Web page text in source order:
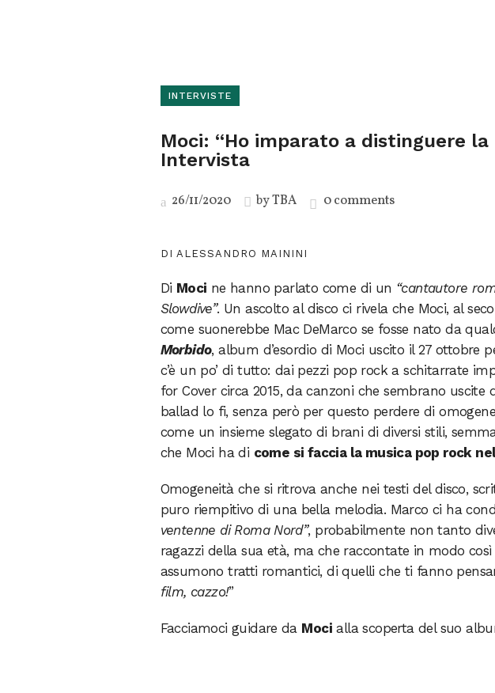
INTERVISTE
Moci: “Ho imparato a distinguere
Intervista
26/11/2020 byTBA 0 comments
DI ALESSANDRO MAININI
Di Moci ne hanno parlato come di un “cantautore
Slowdive”. Un ascolto al disco ci rivela che Moci, al
come suonerebbe Mac DeMarco se fosse nato da
Morbido, album d’esordio di Moci uscito il 27 ottobre
c’è un po’ di tutto: dai pezzi pop rock a schitarrate
for Cover circa 2015, da canzoni che sembrano
ballad lo fi, senza però per questo perdere di
come un insieme slegato di brani di diversi stili,
che Moci ha di come si faccia la musica pop rock
Omogeneità che si ritrova anche nei testi del disco,
puro riempitivo di una bella melodia. Marco ci ha
ventenne di Roma Nord”, probabilmente non tanto
ragazzi della sua età, ma che raccontate in modo
assumono tratti romantici, di quelli che ti fanno
film, cazzo!”
Facciamoci guidare da Mocialla scoperta del suo